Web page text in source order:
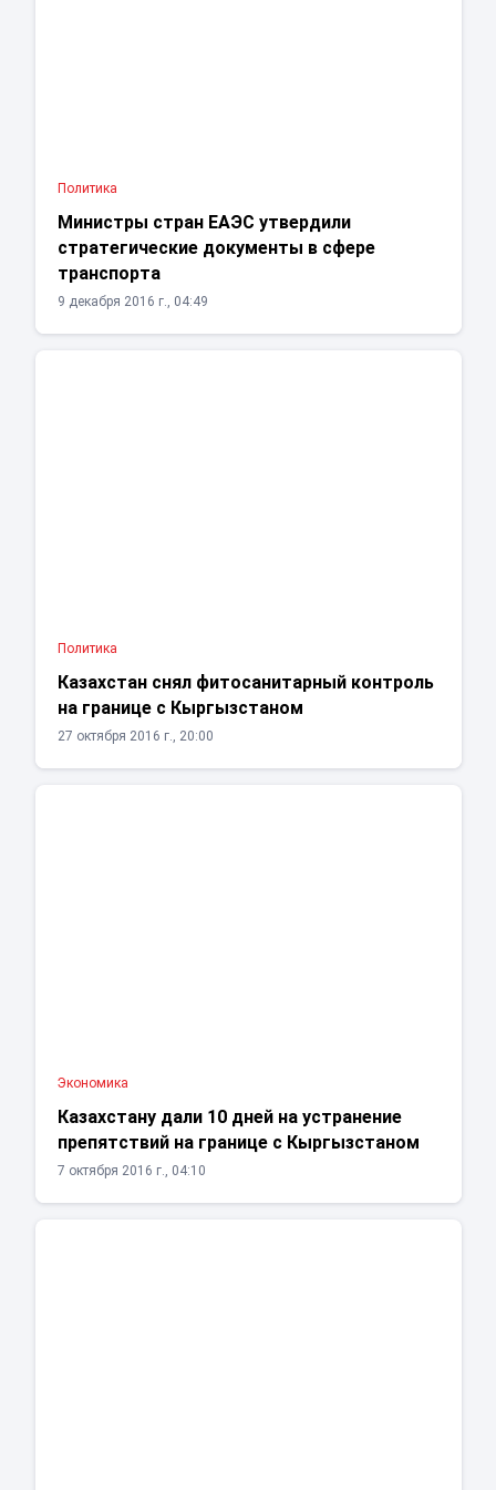
Политика
Министры стран ЕАЭС утвердили
стратегические документы в сфере
транспорта
9 декабря 2016 г., 04:49
Политика
Казахстан снял фитосанитарный контроль
на границе с Кыргызстаном
27 октября 2016 г., 20:00
Экономика
Казахстану дали 10 дней на устранение
препятствий на границе с Кыргызстаном
7 октября 2016 г., 04:10